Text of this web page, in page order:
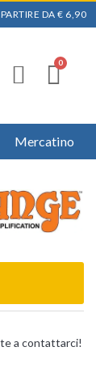
DA € 6,90
Mercatino
a contattarci!